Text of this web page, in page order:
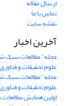
ارسال مقاله
تماس با ما
نقشه سایت
آخرین اخبار
علوم تحقیقات و
علوم تحقیقات و
اولین همایش